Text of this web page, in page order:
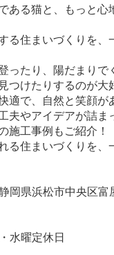
ある猫と、もっと心
る住まいづくりを、
ったり、陽だまりで
つけたりするのが大
適で、自然と笑顔が
夫やアイデアが詰ま
施工事例もご紹介！
る住まいづくりを、
岡県浜松市中央区
水曜定休日